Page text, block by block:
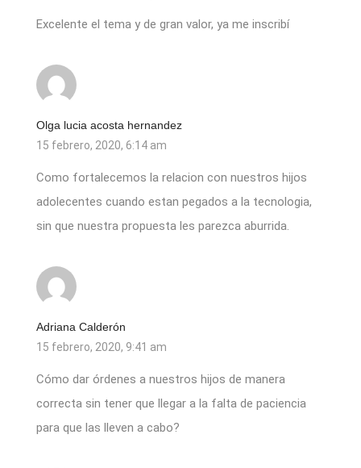
Excelente el tema y de gran valor, ya me inscribí
Olga lucia acosta hernandez
15 febrero, 2020, 6:14 am
Como fortalecemos la relacion con nuestros hijos
adolecentes cuando estan pegados a la tecnologia,
sin que nuestra propuesta les parezca aburrida.
Adriana Calderón
15 febrero, 2020, 9:41 am
Cómo dar órdenes a nuestros hijos de manera
correcta sin tener que llegar a la falta de paciencia
para que las lleven a cabo?